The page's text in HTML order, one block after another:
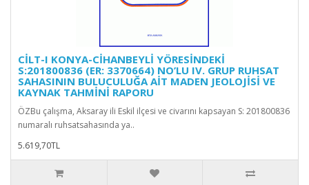
CİLT-I KONYA-CİHANBEYLİ YÖRESİNDEKİ
S:201800836 (ER: 3370664) NO’LU IV. GRUP RUHSAT
SAHASININ BULUCULUĞA AİT MADEN JEOLOJİSİ VE
KAYNAK TAHMİNİ RAPORU
ÖZBu çalışma, Aksaray ili Eskil ilçesi ve civarını kapsayan S: 201800836
numaralı ruhsatsahasında ya..
5.619,70TL